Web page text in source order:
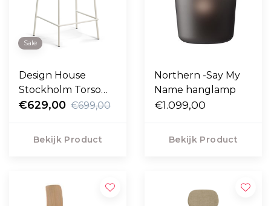
Sale
Design House
Stockholm Torso
counter barkruk
€629,00 €699,00
Bekijk Product
Northern -Say My
Name hanglamp
€1.099,00
Bekijk Product